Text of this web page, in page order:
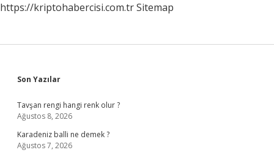
https://kriptohabercisi.com.trSitemap
Sidebar
Son Yazılar
Tavşan rengi hangi renk olur ?
Ağustos 8, 2026
Karadeniz balli ne demek ?
Ağustos 7, 2026